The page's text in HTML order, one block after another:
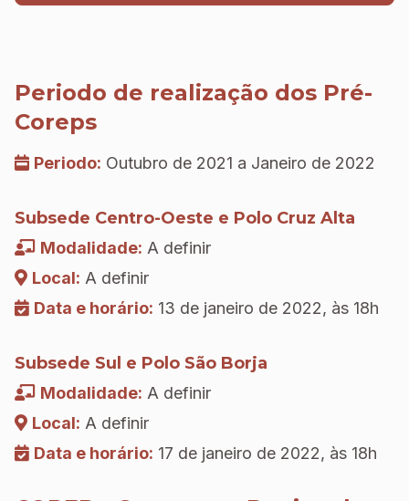
Periodo de realização dos Pré-
Coreps
Periodo: Outubro de 2021 a Janeiro de 2022
Subsede Centro-Oeste e Polo Cruz Alta
Modalidade: A definir
Local: A definir
Data e horário: 13 de janeiro de 2022, às 18h
Subsede Sul e Polo São Borja
Modalidade: A definir
Local: A definir
Data e horário: 17 de janeiro de 2022, às 18h